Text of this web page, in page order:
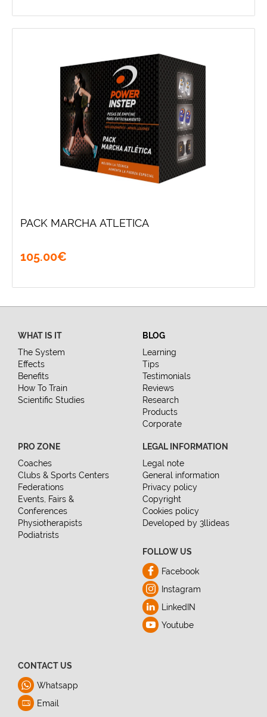
PACK MARCHA ATLETICA
105.00€
WHAT IS IT
The System
Effects
Benefits
How To Train
Scientific Studies
BLOG
Learning
Tips
Testimonials
Reviews
Research
Products
Corporate
PRO ZONE
Coaches
Clubs & Sports Centers
Federations
Events, Fairs &
Conferences
Physiotherapists
Podiatrists
LEGAL INFORMATION
Legal note
General information
Privacy policy
Copyright
Cookies policy
Developed by 3llideas
FOLLOW US
Facebook
Instagram
LinkedIN
Youtube
CONTACT US
Whatsapp
Email